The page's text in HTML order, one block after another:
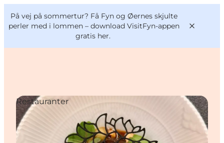
På vej på sommertur? Få Fyn og Øernes skjulte
perler med i lommen – download VisitFyn-appen
gratis her.
Oplevelser
Outdoor
Mad og drikke
VisitFyn
Deutsch
Restauranter